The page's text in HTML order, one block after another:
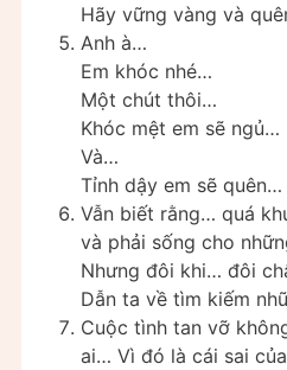
Hãy vững vàng và
Anh à…
Em khóc nhé…
Một chút thôi…
Khóc mệt em sẽ ngủ…
Và…
Tỉnh dậy em sẽ quên…
Vẫn biết rằng… quá
và phải sống cho
Nhưng đôi khi… đôi
Dẫn ta về tìm kiếm
Cuộc tình tan vỡ
ai… Vì đó là cái sai